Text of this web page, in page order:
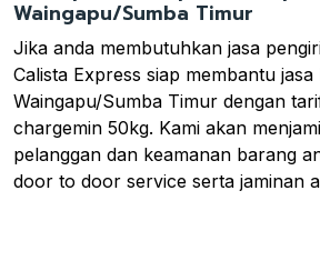
Waingapu/Sumba Timur
Jika anda membutuhkan jasa
Calista Express siap membantu
Waingapu/Sumba Timur dengan
chargemin 50kg. Kami akan
pelanggan dan keamanan barang
door to door service serta jaminan